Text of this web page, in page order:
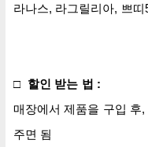
라나스, 라그릴리아, 쁘띠
□ 할인 받는 법 :
매장에서 제품을 구입 후
주면 됨